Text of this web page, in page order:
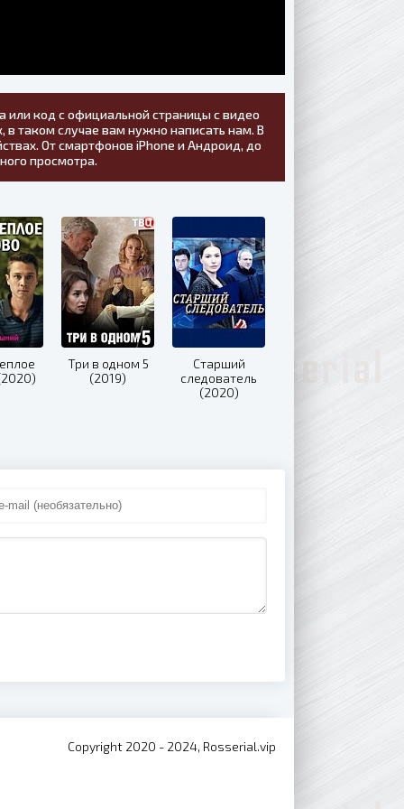
код с официальной страницы с видео
в таком случае вам нужно написать нам. В
От смартфонов iPhone и Андроид, до
просмотра.
Три в одном 5
(2019)
Старший
следователь
(2020)
Copyright 2020 - 2024, Rosserial.vip